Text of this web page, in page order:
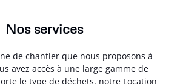
Nos services
de chantier que nous proposons à
avez accès à une large gamme de
le type de déchets, notre Location